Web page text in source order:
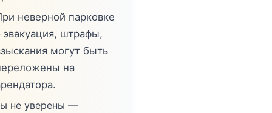
неверной парковке
эвакуация, штрафы,
могут быть
на
не уверены —